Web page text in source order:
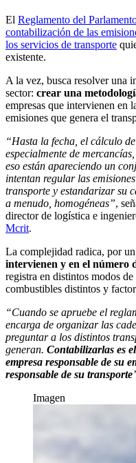
El Reglamento del
contabilización de las
los servicios de transporte
existente.
A la vez, busca resolver una
sector: crear una
empresas que intervienen en
emisiones que genera el
“Hasta la fecha, el cálculo
especialmente de
eso están apareciendo un
intentan regular las
transporte y estandarizar su
a menudo, homogéneas”,
director de logística e
Mcrit.
La complejidad radica, por
intervienen y en el número
registra en distintos modos
combustibles distintos y
“Cuando se apruebe el
encarga de organizar las
preguntar a los distintos
generan. Contabilizarlas es
empresa responsable de su
responsable de su transporte
Imagen